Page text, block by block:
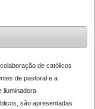
de católicos
de pastoral e a
são apresentadas